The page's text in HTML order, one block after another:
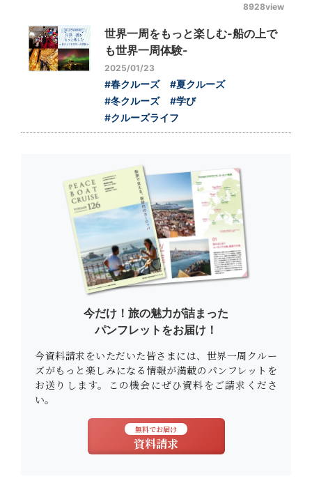
8928view
世界一周をもっと楽しむ-船の上で
も世界一周体験-
2025/01/23
#春クルーズ
#夏クルーズ
#冬クルーズ
#学び
#クルーズライフ
今だけ！旅の魅力が詰まった
パンフレットをお届け！
今資料請求をいただいた皆さまには、世界一周クルー
ズがもっと楽しみになる情報が満載のパンフレットを
お送りします。この機会にぜひ資料をご請求くださ
い。
無料でお届け
資料請求